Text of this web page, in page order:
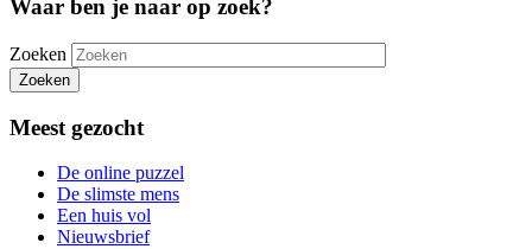
Waar ben je naar op zoek?
Zoeken
Zoeken
Meest gezocht
De online puzzel
De slimste mens
Een huis vol
Nieuwsbrief